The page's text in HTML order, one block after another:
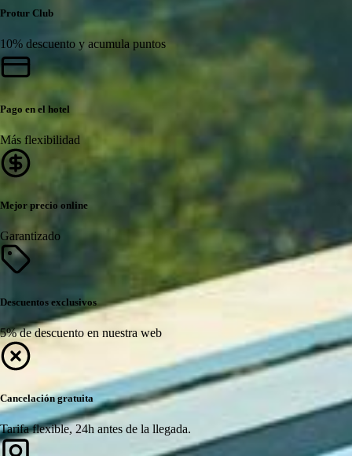
Protur Club
10% descuento y acumula puntos
Pago en el hotel
Más flexibilidad
Mejor precio online
Garantizado
Descuentos exclusivos
5% de descuento en nuestra web
Cancelación gratuita
Tarifa flexible, 24h antes de la llegada.